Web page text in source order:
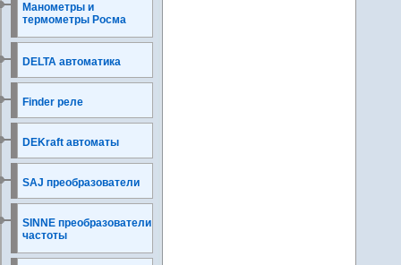
Манометры и
термометры Росма
DELTA автоматика
Finder реле
DEKraft автоматы
SAJ преобразователи
SINNE преобразователи
частоты